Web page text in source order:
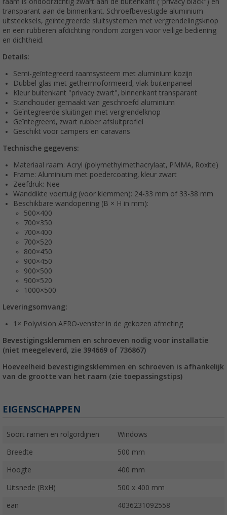
transparant aan de binnenkant. Schroefbevestigde aluminium
uitsteeksels, geïntegreerde sluitsystemen met vergrendelingsknop
en een rubberen afdichting rondom zorgen voor veilige bediening
en dichtheid.
Details:
Semi-geïntegreerd raamsysteem met aluminium kozijn
Dubbel glas met gethermoformeerd, vlak buitenpaneel
Kleur buitenkant "privacy zwart", binnenkant transparant
Standhouder gemaakt van geschroefd aluminium
Geïntegreerde sluitingen met vergrendelknop
Geïntegreerd, zwart rubber afsluitprofiel
Geschikt voor campers en caravans
Technische gegevens:
Materiaal raam: Acryl (polymethylmethacrylaat, PMMA, Roxite)
Frame: Aluminium met poedercoating, kleur zwart
Zeefdruk: Nee
Wanddikte voertuig (voor klemmen): 24-33 mm of 33-38 mm
Beschikbare wandopening (B × H in mm):
500×400
700×350
700×400
700×520
800×450
900×450
900×500
900×520
1000×500
Leveringsomvang:
1× Polyvision AERO-venster in de gekozen afmeting
Bevestigingsklemmen en schroeven nodig voor installatie
(niet meegeleverd, zie 394669 of 736867)
Hoeveelheid bevestigingsklemmen en schroeven is afhankelijk
van de grootte van het raam (zie toepassingstips)
EIGENSCHAPPEN
Soort ramen en rolgordijnen Windows
Breedte 500 mm
Hoogte 400 mm
Uitsnede (BxH) 500 x 400 mm
ean 4036231092558